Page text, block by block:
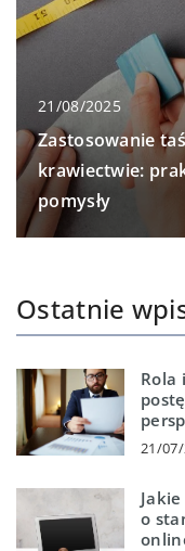
21/08/2025
Zastosowanie
krawiectwie:
pomysły
Ostatnie
Rola
21/
o